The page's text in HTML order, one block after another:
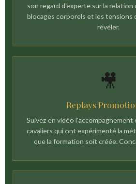
son regard d'experte sur la relation
blocages corporels et les tensions
révéler.
🎥
Replays
Suivez en vidéo l'accompagnement
cavaliers qui ont expérimenté la
que la formation soit créée.